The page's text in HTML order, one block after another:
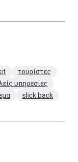
τουρίστες
υπηρεσίες
slick back